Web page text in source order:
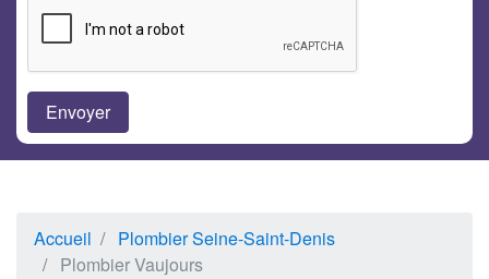
Accueil
Plombier Seine-Saint-Denis
Plombier Vaujours